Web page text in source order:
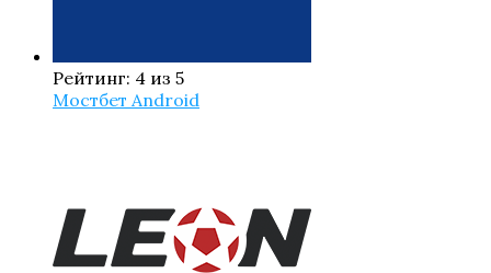
Рейтинг: 4 из 5
Мостбет Android